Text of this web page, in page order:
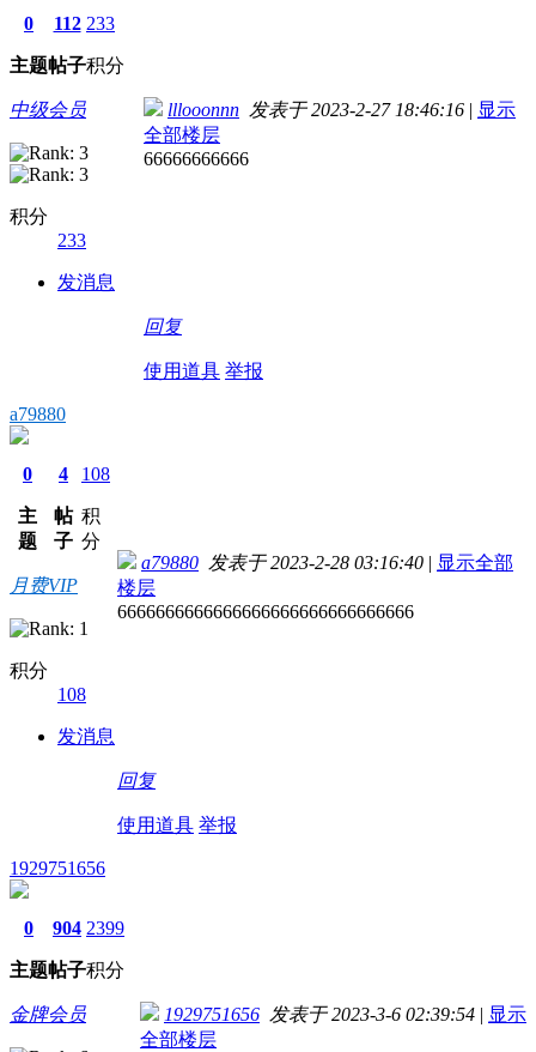
0
主题
112
帖子
233
积分
中级会员
积分
233
发消息
lllooonnn 发表于 2023-2-27 18:46:16 | 显示
全部楼层
66666666666
回复
使用道具 举报
a79880
0
主
题
4
帖
子
108
积
分
月费VIP
积分
108
发消息
a79880 发表于 2023-2-28 03:16:40 | 显示全部
楼层
6666666666666666666666666666666
回复
使用道具 举报
1929751656
0
主题
904
帖子
2399
积分
金牌会员 1929751656 发表于 2023-3-6 02:39:54 | 显示
全部楼层